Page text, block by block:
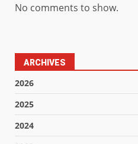
No comments to show.
ARCHIVES
2026
2025
2024